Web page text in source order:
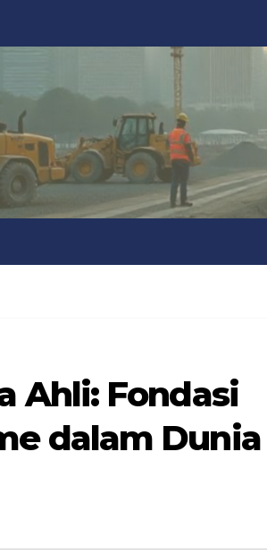
Ahli: Fondasi
dalam